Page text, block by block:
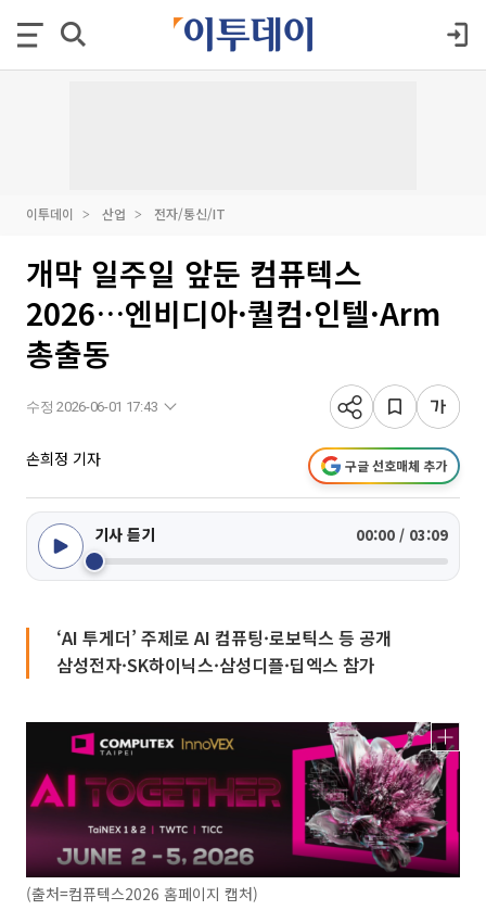
이투데이 산업 전자/통신/IT
개막 일주일 앞둔 컴퓨텍스
2026…엔비디아·퀄컴·인텔·Arm
총출동
수정 2026-06-01 17:43
손희정 기자 구글 선호매체 추가
기사 듣기 00:00 / 03:09
‘AI 투게더’ 주제로 AI 컴퓨팅·로보틱스 등 공개
삼성전자·SK하이닉스·삼성디플·딥엑스 참가
(출처=컴퓨텍스2026 홈페이지 캡처)